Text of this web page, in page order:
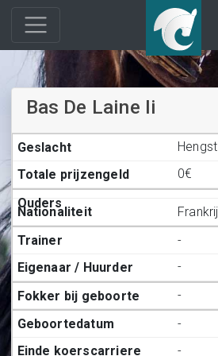
Bas De Laine Ii
Hengst
0€
-
-
-
-
-